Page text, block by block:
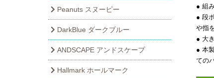
Peanuts スヌーピー
DarkBlue ダークブルー
ANDSCAPE アンドスケープ
Hallmark ホールマーク
● 組
● 段
や指
● 大
● 本
ての